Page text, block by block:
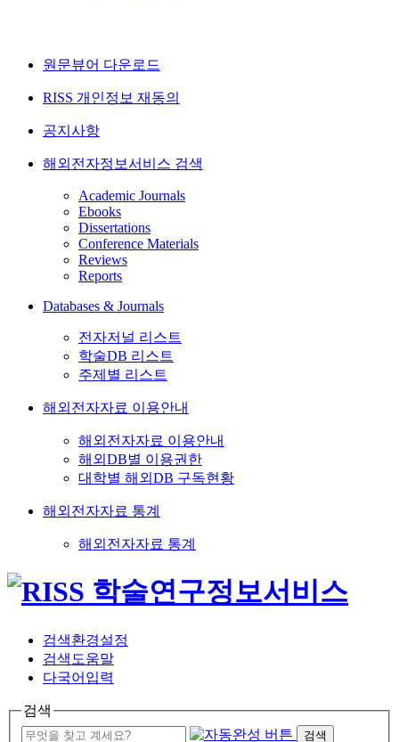
원문뷰어 다운로드
RISS 개인정보 재동의
공지사항
해외전자정보서비스 검색
Academic Journals
Ebooks
Dissertations
Conference Materials
Reviews
Reports
Databases & Journals
전자저널 리스트
학술DB 리스트
주제별 리스트
해외전자자료 이용안내
해외전자자료 이용안내
해외DB별 이용권한
대학별 해외DB 구독현황
해외전자자료 통계
해외전자자료 통계
검색환경설정
검색도움말
다국어입력
검색
검색